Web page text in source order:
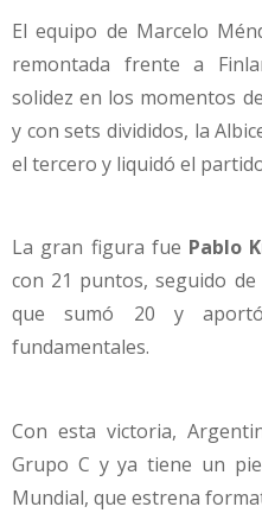
El equipo de Marcelo
remontada frente a
solidez en los momentos
y con sets divididos, la
el tercero y liquidó el
La gran figura fue Pablo
con 21 puntos, seguido
que sumó 20 y aportó
fundamentales.
Con esta victoria,
Grupo C y ya tiene un
Mundial, que estrena